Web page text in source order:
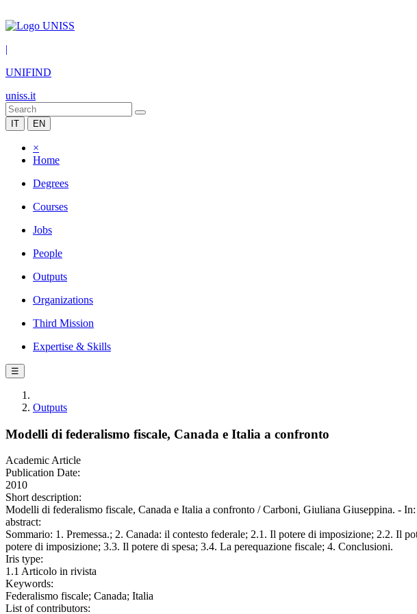
|
UNIFIND
uniss.it
IT EN
×
Home
Degrees
Courses
Jobs
People
Outputs
Organizations
Third Mission
Expertise & Skills
☰
Outputs
Modelli di federalismo fiscale, Canada e Italia a confronto
Academic Article
Publication Date:
2010
Short description:
Modelli di federalismo fiscale, Canada e Italia a confronto / Carboni, Giuliana Giuseppina. -
abstract:
Sommario: 1. Premessa.; 2. Canada: il contesto federale; 2.1. Il potere di imposizione; 2.2. Il
potere di imposizione; 3.3. Il potere di spesa; 3.4. La perequazione fiscale; 4. Conclusioni.
Iris type:
1.1 Articolo in rivista
Keywords:
Federalismo fiscale; Canada; Italia
List of contributors: